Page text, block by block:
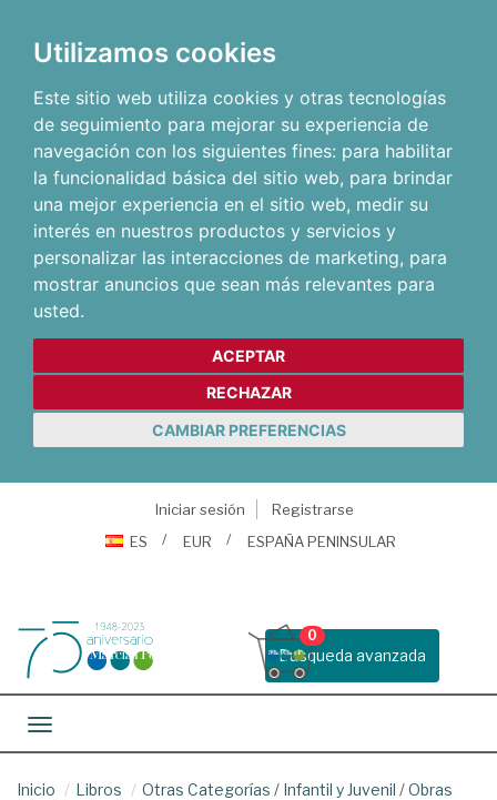
Utilizamos cookies
Este sitio web utiliza cookies y otras tecnologías
de seguimiento para mejorar su experiencia de
navegación con los siguientes fines: para habilitar
la funcionalidad básica del sitio web, para brindar
una mejor experiencia en el sitio web, medir su
interés en nuestros productos y servicios y
personalizar las interacciones de marketing, para
mostrar anuncios que sean más relevantes para
usted.
ACEPTAR
RECHAZAR
CAMBIAR PREFERENCIAS
Iniciar sesión
Registrarse
ES
EUR ESPAÑA PENINSULAR
Busqueda avanzada
0
Toggle navigation
Inicio Libros Otras Categorías / Infantil y Juvenil /Obras